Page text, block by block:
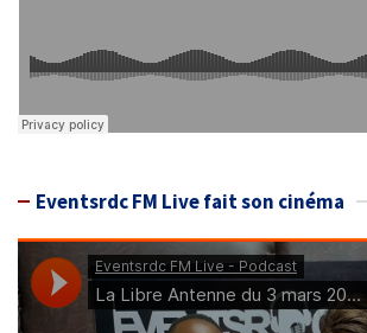
Eventsrdc FM Live fait son cinéma